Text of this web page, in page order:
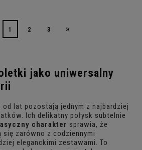
1 2 3 »
jako uniwersalny
od lat pozostają jednym z najbardziej
Ich delikatny połysk subtelnie
charakter sprawia, że
się zarówno z codziennymi
eleganckimi zestawami. To